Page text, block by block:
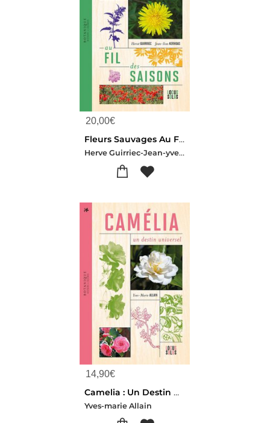
20,00€
Fleurs Sauvages Au Fil Des Saisons : 120 Especes
Herve Guirriec-Jean-yves Kerhoas
14,90€
Camelia : Un Destin Universel
Yves-marie Allain